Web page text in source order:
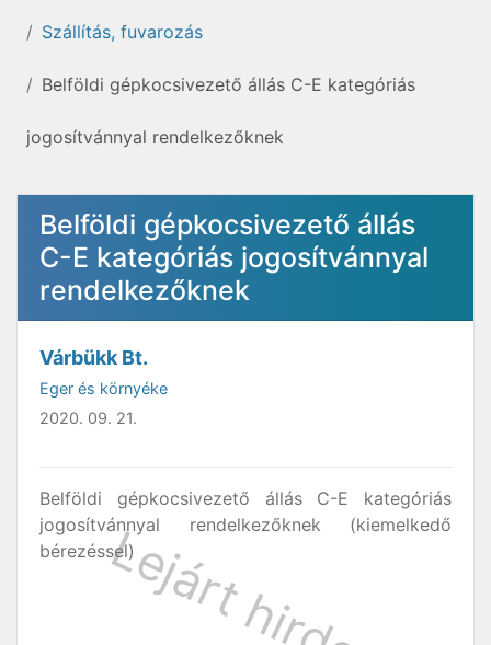
Szállítás, fuvarozás
Belföldi gépkocsivezető állás C-E kategóriás
jogosítvánnyal rendelkezőknek
Belföldi gépkocsivezető állás
C-E kategóriás jogosítvánnyal
rendelkezőknek
Várbükk Bt.
Eger és környéke
2020. 09. 21.
Belföldi gépkocsivezető állás C-E kategóriás
jogosítvánnyal rendelkezőknek (kiemelkedő
bérezéssel)